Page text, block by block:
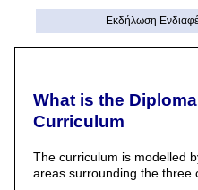
Εκδήλωση
What is the
Curriculum
The curriculum is modelled
areas surrounding the three